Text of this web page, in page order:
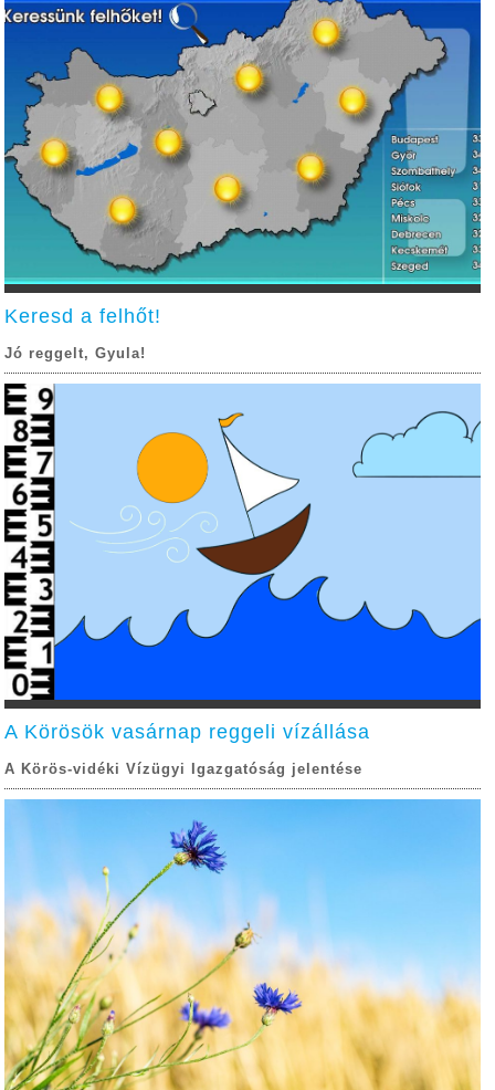
Keresd a felhőt!
Jó reggelt, Gyula!
A Körösök vasárnap reggeli vízállása
A Körös-vidéki Vízügyi Igazgatóság jelentése